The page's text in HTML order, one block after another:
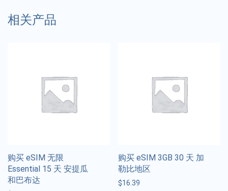
相关产品
购买 eSIM 无限
Essential 15 天 安提瓜
和巴布达
购买 eSIM 3GB 30 天 加
勒比地区
$16.39